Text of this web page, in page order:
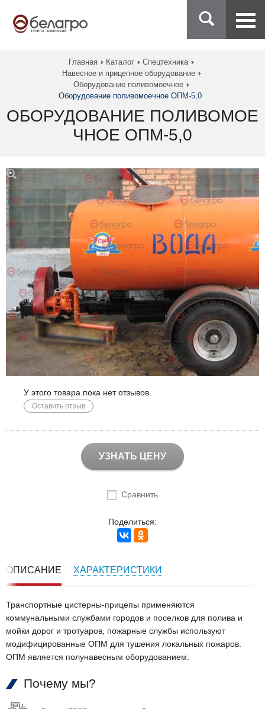
Главная Каталог
Спецтехника
Навесное и прицепное оборудование
Оборудование поливомоечное
Оборудование поливомоечное ОПМ-5,0
ОБОРУДОВАНИЕ ПОЛИВОМОЕ
ЧНОЕ ОПМ-5,0
У этого товара пока нет отзывов
Оставить отзыв
УЗНАТЬ ЦЕНУ
Сравнить
Поделиться:
ОПИСАНИЕ ХАРАКТЕРИСТИКИ
Транспортные цистерны-прицепы применяются
коммунальными службами городов и поселков для полива и
мойки дорог и тротуаров, пожарные службы используют
модифицированные ОПМ для тушения локальных пожаров.
ОПМ является полунавесным оборудованием.
Почему мы?